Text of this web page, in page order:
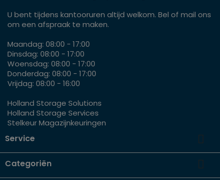
U bent tijdens kantooruren altijd welkom. Bel of mail ons
om een afspraak te maken.
Maandag: 08:00 - 17:00
Dinsdag: 08:00 - 17:00
Woensdag: 08:00 - 17:00
Donderdag: 08:00 - 17:00
Vrijdag: 08:00 - 16:00
Holland Storage Solutions
Holland Storage Services
Stelkeur Magazijnkeuringen
Service 
Categoriën 